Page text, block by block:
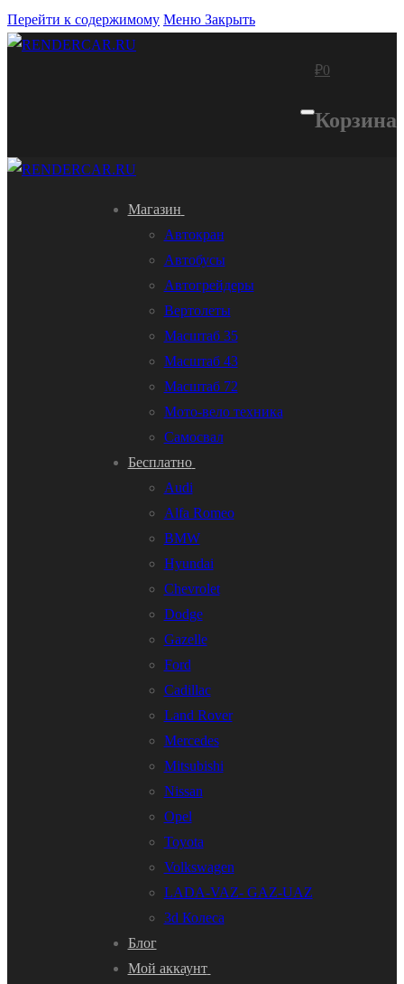
Перейти к содержимому Меню Закрыть
₽0
Корзина
Магазин
Автокран
Автобусы
Автогрейдеры
Вертолеты
Масштаб 35
Масштаб 43
Масштаб 72
Мото-вело техника
Самосвал
Бесплатно
Audi
Alfa Romeo
BMW
Hyundai
Chevrolet
Dodge
Gazelle
Ford
Cadillac
Land Rover
Mercedes
Mitsubishi
Nissan
Opel
Toyota
Volkswagen
LADA-VAZ- GAZ-UAZ
3d Колеса
Блог
Мой аккаунт